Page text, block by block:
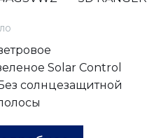
Solar Control
солнцезащитной